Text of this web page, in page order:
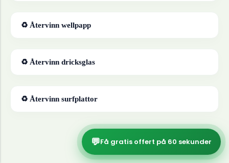
♻ Återvinn wellpapp
♻ Återvinn dricksglas
♻ Återvinn surfplattor
💬Få gratis offert på 60 sekunder